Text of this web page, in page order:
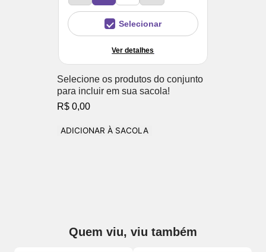
Selecionar
Ver detalhes
Selecione os produtos do conjunto
para incluir em sua sacola!
R$ 0,00
ADICIONAR À SACOLA
Quem viu, viu também